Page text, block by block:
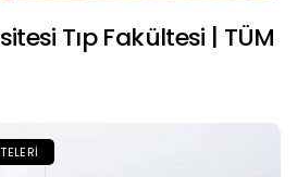
Tıp Fakültesi | TÜM